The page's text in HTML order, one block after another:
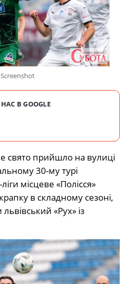
Screenshot
В GOOGLE
свято прийшло на вулиці
30-му турі
місцеве «Полісся»
в складному сезоні,
«Рух» із